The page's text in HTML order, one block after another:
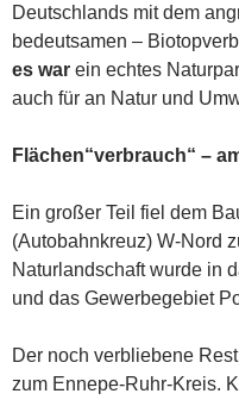
Deutschlands mit dem
bedeutsamen –
es war ein echtes
auch für an Natur und
Flächen“verbrauch“ –
Ein großer Teil fiel dem
(Autobahnkreuz) W-Nord
Naturlandschaft wurde in
und das Gewerbegebiet
Der noch verbliebene
zum Ennepe-Ruhr-Kreis.